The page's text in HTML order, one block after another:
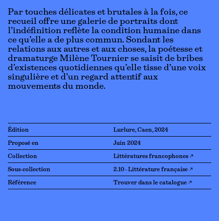
Par touches délicates et brutales à la fois, ce
recueil offre une galerie de portraits dont
l’indéfinition reflète la condition humaine dans
ce qu’elle a de plus commun. Sondant les
relations aux autres et aux choses, la poétesse et
dramaturge Milène Tournier se saisit de bribes
d’existences quotidiennes qu’elle tisse d’une voix
singulière et d’un regard attentif aux
mouvements du monde.
Édition Lurlure, Caen, 2024
Proposé en Juin 2024
Collection Littératures francophones ↗
Sous-collection 2.10 - Littérature française ↗
Référence Trouver dans le catalogue ↗